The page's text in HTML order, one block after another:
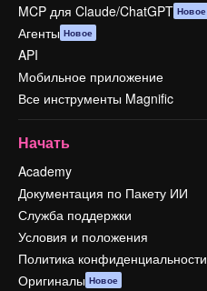
MCP для Claude/ChatGPT Новое
Агенты Новое
API
Мобильное приложение
Все инструменты Magnific
Начать
Academy
Документация по Пакету ИИ
Служба поддержки
Условия и положения
Политика конфиденциальности
Оригиналы Новое